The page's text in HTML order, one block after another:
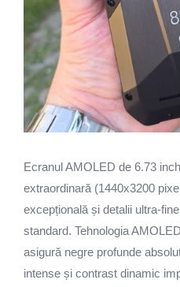
Ecranul AMOLED de 6.73
extraordinară (1440x3200
excepțională și detalii ultra-
standard. Tehnologia
asigură negre profunde
intense și contrast dinamic